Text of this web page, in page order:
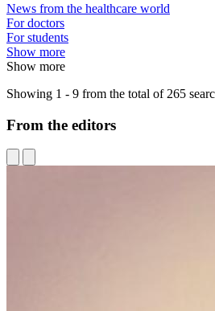
News from the healthcare world
For doctors
For students
Show more
Show more
Showing 1 - 9 from the total of 265
From the editors